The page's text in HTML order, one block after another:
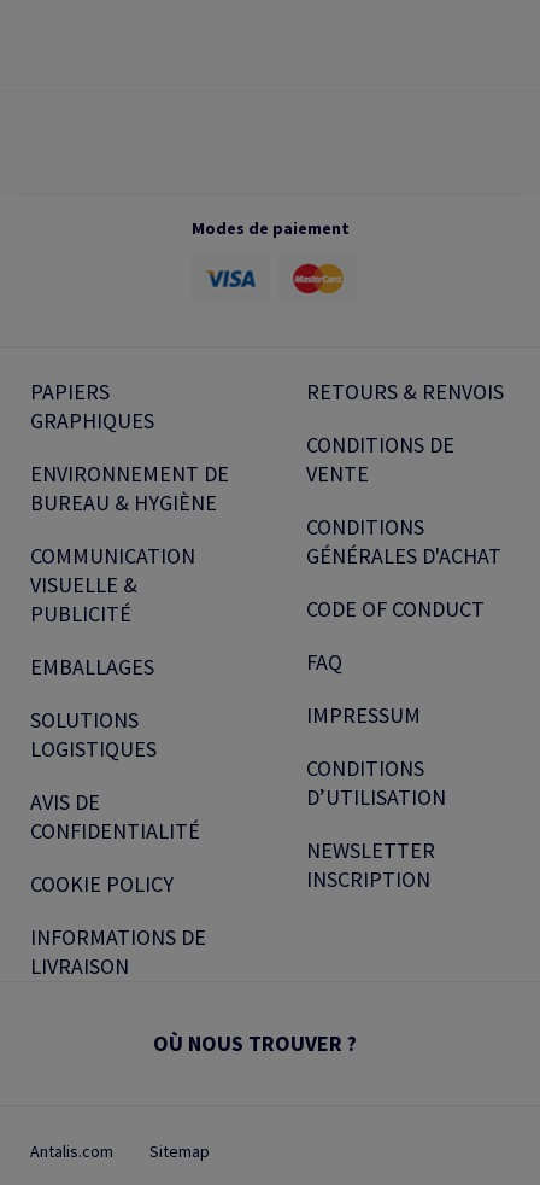
Modes de paiement
PAPIERS
GRAPHIQUES
ENVIRONNEMENT DE
BUREAU & HYGIÈNE
COMMUNICATION
VISUELLE &
PUBLICITÉ
EMBALLAGES
SOLUTIONS
LOGISTIQUES
AVIS DE
CONFIDENTIALITÉ
COOKIE POLICY
INFORMATIONS DE
LIVRAISON
RETOURS & RENVOIS
CONDITIONS DE
VENTE
CONDITIONS
GÉNÉRALES D'ACHAT
CODE OF CONDUCT
FAQ
IMPRESSUM
CONDITIONS
D’UTILISATION
NEWSLETTER
INSCRIPTION
OÙ NOUS TROUVER ?
Antalis.com
Sitemap